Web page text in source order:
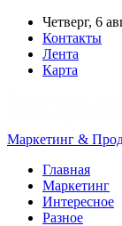
Четверг, 6
Контакты
Лента
Карта
Маркетинг &
Главная
Маркетинг
Интересное
Разное